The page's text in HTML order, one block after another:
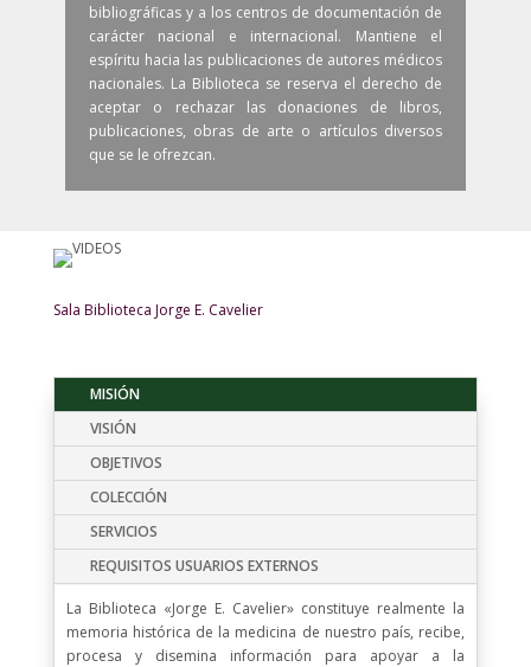
bibliográficas y a los centros de documentación de
carácter nacional e internacional. Mantiene el
espíritu hacia las publicaciones de autores médicos
nacionales. La Biblioteca se reserva el derecho de
aceptar o rechazar las donaciones de libros,
publicaciones, obras de arte o artículos diversos
que se le ofrezcan.
Sala Biblioteca Jorge E. Cavelier
MISIÓN
VISIÓN
OBJETIVOS
COLECCIÓN
SERVICIOS
REQUISITOS USUARIOS EXTERNOS
La Biblioteca «Jorge E. Cavelier» constituye realmente la
memoria histórica de la medicina de nuestro país, recibe,
procesa y disemina información para apoyar a la